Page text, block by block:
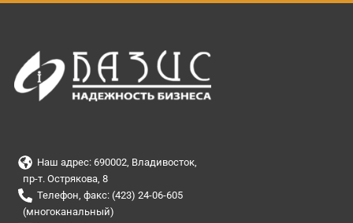
Наш адрес: 690002, Владивосток,
пр-т. Острякова, 8
Телефон, факс: (423) 24-06-605
(многоканальный)